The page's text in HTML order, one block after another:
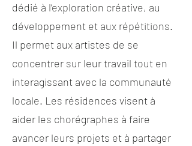
dédié à l’exploration créative, au
développement et aux répétitions.
Il permet aux artistes de se
concentrer sur leur travail tout en
interagissant avec la communauté
locale. Les résidences visent à
aider les chorégraphes à faire
avancer leurs projets et à partager